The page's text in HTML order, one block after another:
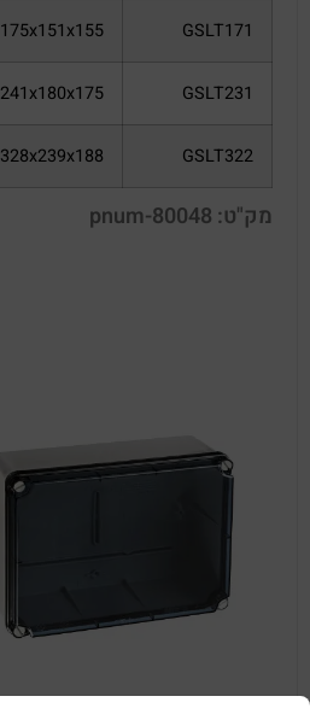
GSLT171
175x151x155
GSLT231
241x180x175
GSLT322
328x239x188
מק"ט: pnum-80048